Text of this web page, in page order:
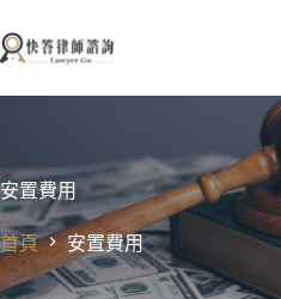
至
要
安置費用
首頁 安置費用